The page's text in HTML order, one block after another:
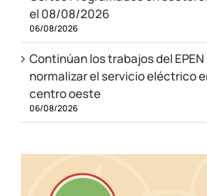
el 08/08/2026
06/08/2026
Continúan los trabajos del EPEN
normalizar el servicio eléctrico
centro oeste
06/08/2026